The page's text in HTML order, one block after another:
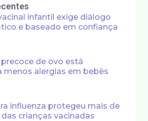
infantil exige diálogo
e baseado em confiança
de ovo está
menos alergias em bebês
influenza protegeu mais de
crianças vacinadas